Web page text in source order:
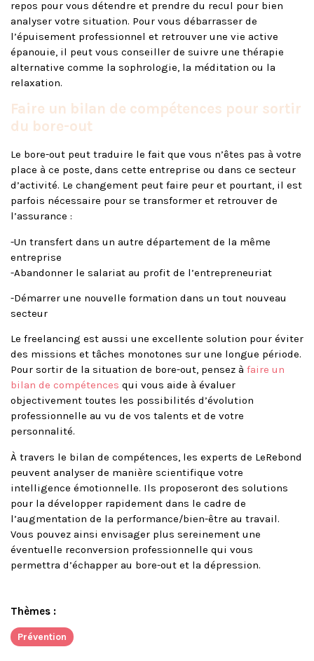
repos pour vous détendre et prendre du recul pour bien
analyser votre situation. Pour vous débarrasser de
l’épuisement professionnel et retrouver une vie active
épanouie, il peut vous conseiller de suivre une thérapie
alternative comme la sophrologie, la méditation ou la
relaxation.
Faire un bilan de compétences pour sortir
du bore-out
Le bore-out peut traduire le fait que vous n’êtes pas à votre
place à ce poste, dans cette entreprise ou dans ce secteur
d’activité. Le changement peut faire peur et pourtant, il est
parfois nécessaire pour se transformer et retrouver de
l’assurance :
-Un transfert dans un autre département de la même
entreprise
-Abandonner le salariat au profit de l’entrepreneuriat
-Démarrer une nouvelle formation dans un tout nouveau
secteur
Le freelancing est aussi une excellente solution pour éviter
des missions et tâches monotones sur une longue période.
Pour sortir de la situation de bore-out, pensez à faire un
bilan de compétences qui vous aide à évaluer
objectivement toutes les possibilités d’évolution
professionnelle au vu de vos talents et de votre
personnalité.
À travers le bilan de compétences, les experts de LeRebond
peuvent analyser de manière scientifique votre
intelligence émotionnelle. Ils proposeront des solutions
pour la développer rapidement dans le cadre de
l’augmentation de la performance/bien-être au travail.
Vous pouvez ainsi envisager plus sereinement une
éventuelle reconversion professionnelle qui vous
permettra d’échapper au bore-out et la dépression.
Thèmes :
Prévention